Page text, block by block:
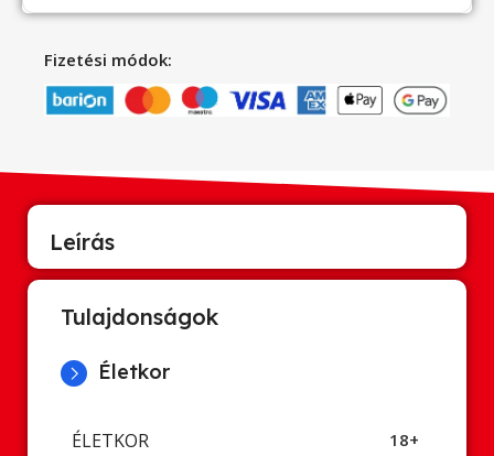
Fizetési módok:
Leírás
Tulajdonságok
Életkor
ÉLETKOR 18+